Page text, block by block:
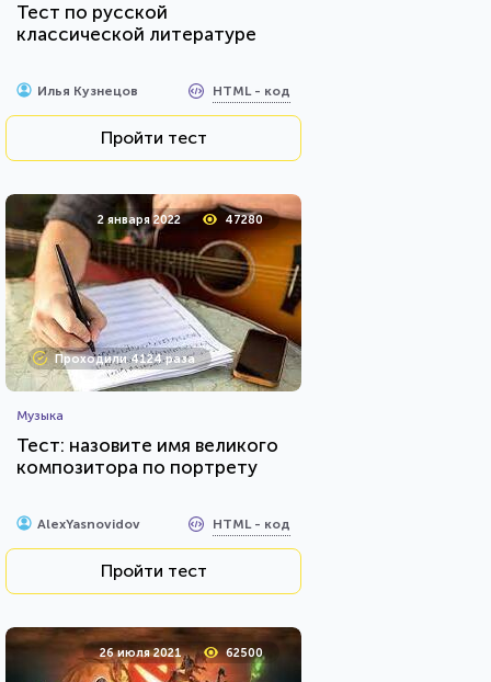
Тест по русской
классической литературе
Илья Кузнецов HTML - код
Пройти тест
2 января 2022 47280
Проходили 4124 раза
Музыка
Тест: назовите имя великого
композитора по портрету
AlexYasnovidov HTML - код
Пройти тест
26 июля 2021 62500